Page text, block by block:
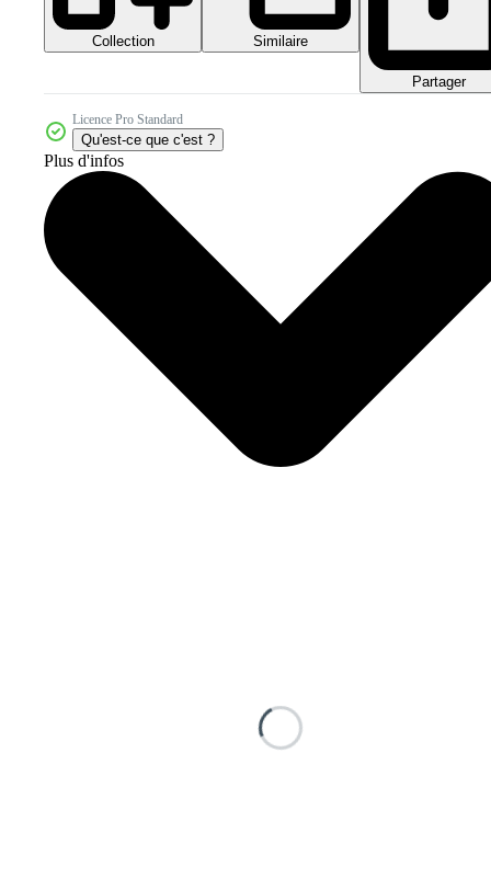
Collection Similaire
Partager
Licence Pro Standard
Qu'est-ce que c'est ?
Plus d'infos